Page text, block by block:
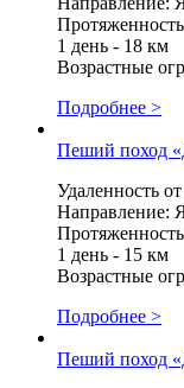
1 день - 18 км
Возрастные
Подробнее >
Пеший поход
Удаленность
Направление:
1 день - 15 км
Возрастные
Подробнее >
Пеший поход